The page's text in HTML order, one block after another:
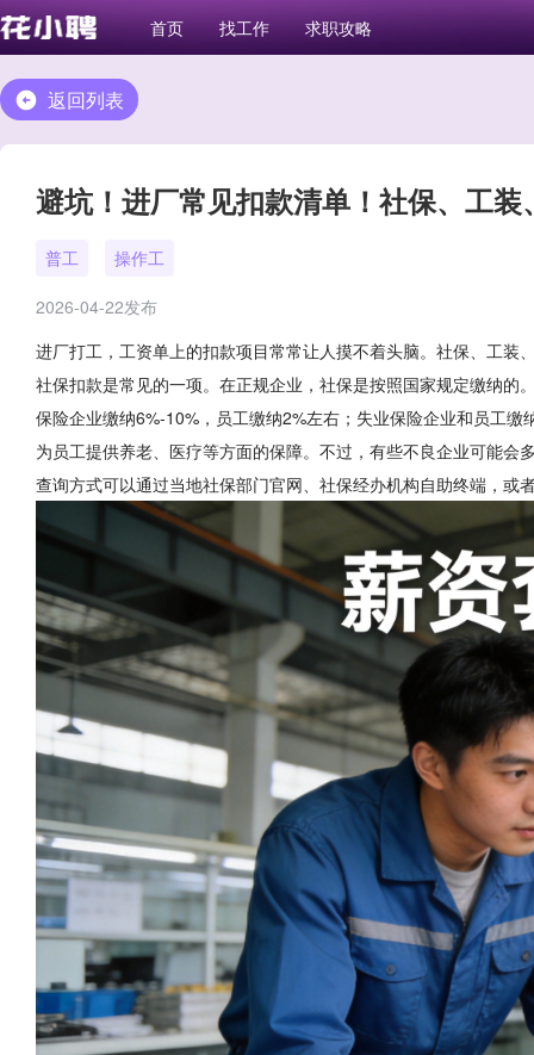
首页 找工作 求职攻略
返回列表
避坑！进厂常见扣款清单！社保、工
普工 操作工
2026-04-22发布
进厂打工，工资单上的扣款项目常常让人摸不着头脑。社保、工
社保扣款是常见的一项。在正规企业，社保是按照国家规定缴纳
保险企业缴纳6%-10%，员工缴纳2%左右；失业保险企业和员工
为员工提供养老、医疗等方面的保障。不过，有些不良企业可能
查询方式可以通过当地社保部门官网、社保经办机构自助终端，或